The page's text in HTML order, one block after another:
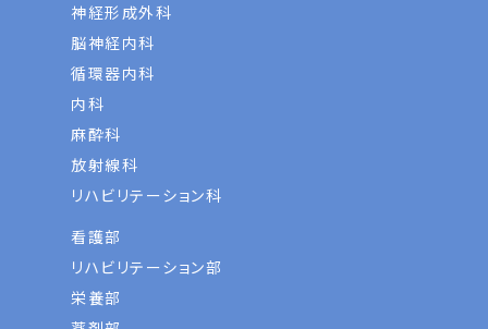
神経形成外科
脳神経内科
循環器内科
内科
麻酔科
放射線科
リハビリテーション科
看護部
リハビリテーション部
栄養部